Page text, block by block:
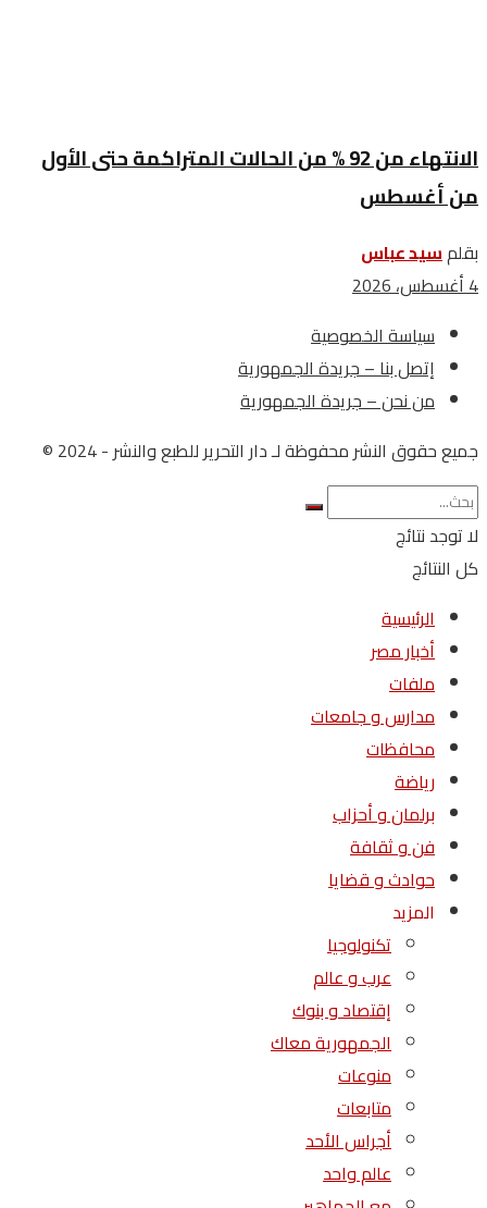
الانتهاء من 92 % من الحالات المتراكمة حتى الأول
من أغسطس
بقلمسيد عباس
4 أغسطس، 2026
سياسة الخصوصية
إتصل بنا – جريدة الجمهورية
من نحن – جريدة الجمهورية
جميع حقوق النشر محفوظة لـ دار التحرير للطبع والنشر - 2024 ©
لا توجد نتائج
كل النتائج
الرئيسية
أخبار مصر
ملفات
مدارس و جامعات
محافظات
رياضة
برلمان و أحزاب
فن و ثقافة
حوادث و قضايا
المزيد
تكنولوجيا
عرب و عالم
إقتصاد و بنوك
الجمهورية معاك
منوعات
متابعات
أجراس الأحد
عالم واحد